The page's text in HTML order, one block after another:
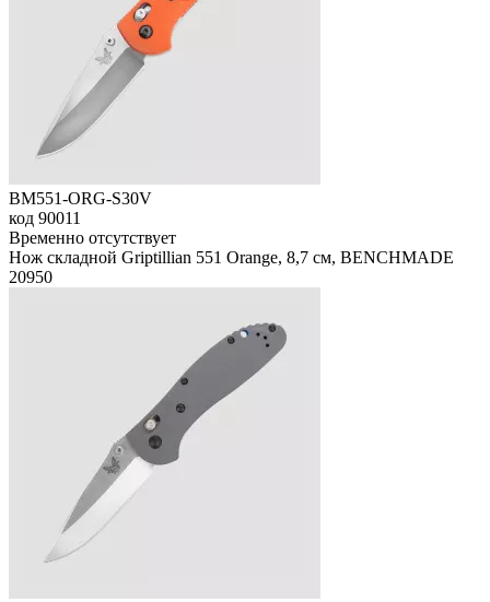
BM551-ORG-S30V
код 90011
Временно отсутствует
Нож складной Griptillian 551 Orange, 8,7 см, BENCHMADE
20950